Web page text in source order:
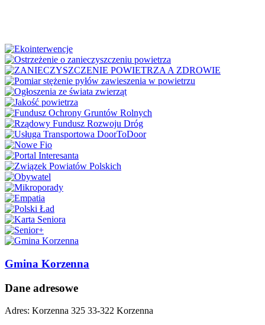
Gmina Korzenna
Dane adresowe
Adres: Korzenna 325 33-322 Korzenna